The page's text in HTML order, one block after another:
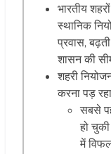
भारतीय
स्थानिक
प्रवास,
शासन की
शहरी
करना पड़
सबसे
हो
में